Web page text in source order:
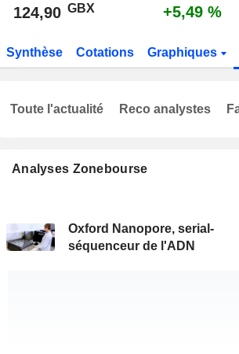
124,90 GBX +5,49 %
Synthèse Cotations Graphiques
Analyses Zonebourse
Oxford Nanopore, serial-
séquenceur de l'ADN
Toute l'actualité Reco analystes